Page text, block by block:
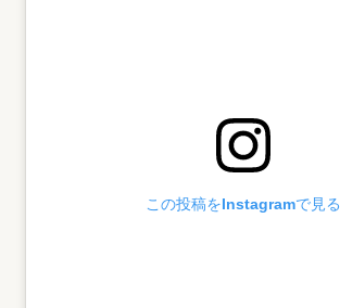
この投稿をInstagramで見る